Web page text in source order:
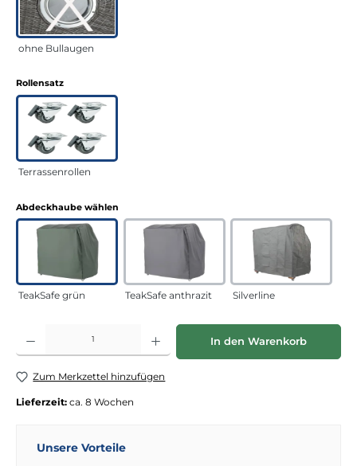
ohne Bullaugen
Rollensatzauswählen
Terrassenrollen
Abdeckhaube wählen
TeakSafe grün TeakSafe anthrazit Silverline
Produkt Anzahl: Gib den gewünschten Wert ein oder benutze die
In den Warenkorb
Zum Merkzettel hinzufügen
Lieferzeit: ca. 8 Wochen
Unsere Vorteile